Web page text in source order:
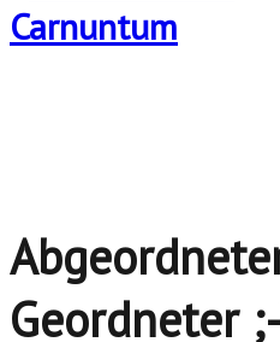
Geordneter